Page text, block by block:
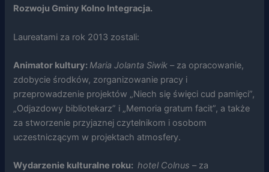
Rozwoju Gminy Kolno Integracja.
Laureatami za rok 2013 zostali:
Animator kultury:Maria Jolanta Siwik – za opracowanie,
zdobycie środków, zorganizowanie pracy i
przeprowadzenie projektów „Niech się święci cud pamięci”,
„Odjazdowy bibliotekarz” i „Memoria gratum facit”, a także
za stworzenie przyjaznej czytelnikom i osobom
uczestniczącym w projektach atmosfery.
Wydarzenie kulturalne roku: hotel Colnus – za
do
funkcjonowania
strony
internetowej.
Statystyka
poprawić